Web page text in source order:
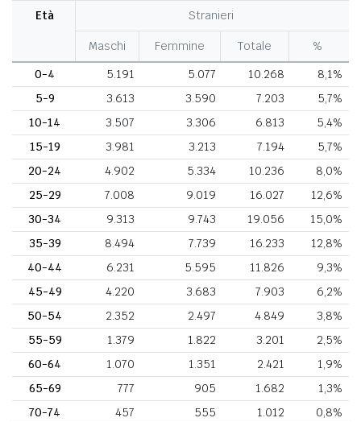
Età Stranieri
Maschi Femmine Totale
%
0-4
5.191 5.077 10.268
8,1%
5-9
3.613 3.590 7.203
5,7%
10-14
3.507 3.306 6.813
5,4%
15-19
3.981 3.213 7.194
5,7%
20-24
4.902 5.334 10.236
8,0%
25-29
7.008 9.019 16.027
12,6%
30-34
9.313 9.743 19.056
15,0%
35-39
8.494 7.739 16.233
12,8%
40-44
6.231 5.595 11.826
9,3%
45-49
4.220 3.683 7.903
6,2%
50-54
2.352 2.497 4.849
3,8%
55-59
1.379 1.822 3.201
2,5%
60-64
1.070 1.351 2.421
1,9%
65-69
777 905 1.682
1,3%
70-74
457 555 1.012
0,8%